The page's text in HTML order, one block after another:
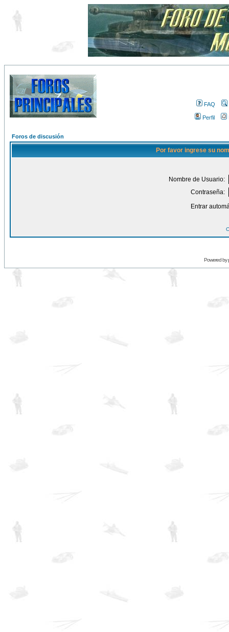
FAQ
Perfil
Foros de discusión
Por favor ingrese su
Nombre de Usuario:
Contraseña:
Entrar
Powered by